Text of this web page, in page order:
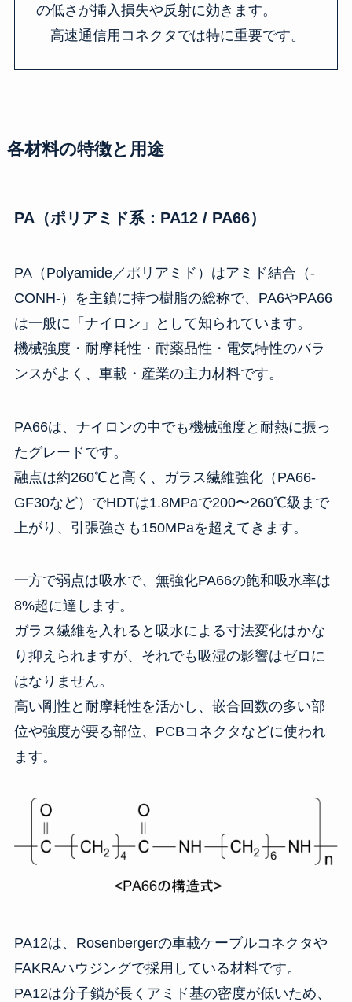
の低さが挿入損失や反射に効きます。
高速通信用コネクタでは特に重要です。
各材料の特徴と用途
PA（ポリアミド系：PA12 / PA66）
PA（Polyamide／ポリアミド）はアミド結合（-
CONH-）を主鎖に持つ樹脂の総称で、PA6やPA66
は一般に「ナイロン」として知られています。
機械強度・耐摩耗性・耐薬品性・電気特性のバラ
ンスがよく、車載・産業の主力材料です。
PA66は、ナイロンの中でも機械強度と耐熱に振っ
たグレードです。
融点は約260℃と高く、ガラス繊維強化（PA66-
GF30など）でHDTは1.8MPaで200〜260℃級まで
上がり、引張強さも150MPaを超えてきます。
一方で弱点は吸水で、無強化PA66の飽和吸水率は
8%超に達します。
ガラス繊維を入れると吸水による寸法変化はかな
り抑えられますが、それでも吸湿の影響はゼロに
はなりません。
高い剛性と耐摩耗性を活かし、嵌合回数の多い部
位や強度が要る部位、PCBコネクタなどに使われ
ます。
PA12は、Rosenbergerの車載ケーブルコネクタや
FAKRAハウジングで採用している材料です。
PA12は分子鎖が長くアミド基の密度が低いため、